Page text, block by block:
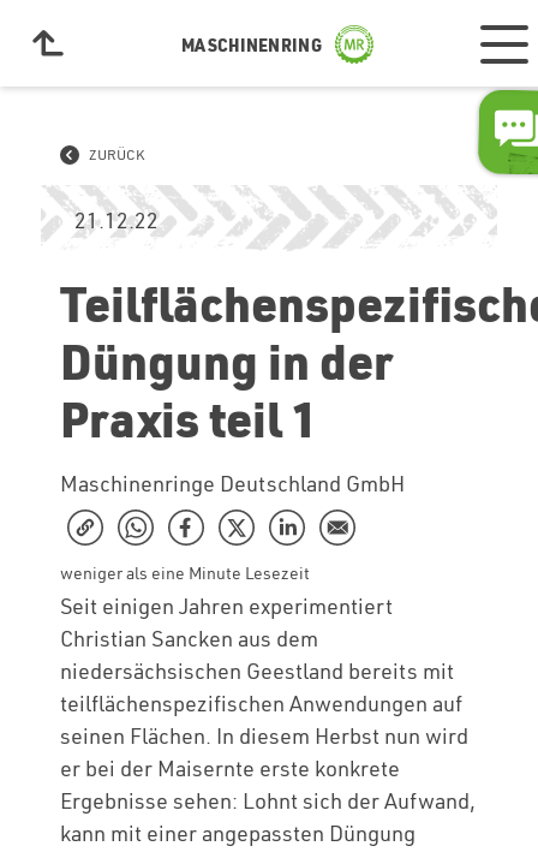
MASCHINENRING
ZURÜCK
21.12.22
Düngung in der
Praxis teil 1
Maschinenringe Deutschland GmbH
weniger als eine Minute Lesezeit
Seit einigen Jahren experimentiert
Christian Sancken aus dem
niedersächsischen Geestland bereits mit
teilflächenspezifischen Anwendungen auf
seinen Flächen. In diesem Herbst nun wird
er bei der Maisernte erste konkrete
Ergebnisse sehen: Lohnt sich der Aufwand,
kann mit einer angepassten Düngung